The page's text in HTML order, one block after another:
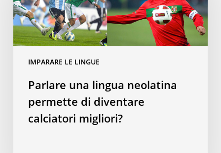
IMPARARE LE LINGUE
neolatina
permette
di
diventare
Parlare una lingua neolatina
permette di diventare
calciatori migliori?